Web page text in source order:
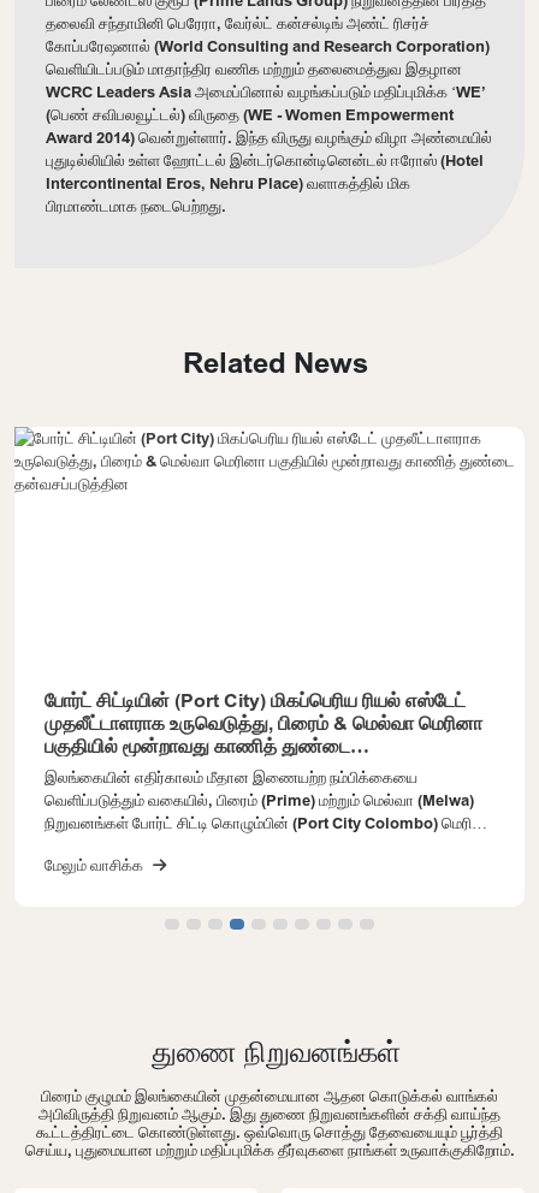
தலைவி சந்தாமினி பெரேரா, வேர்ல்ட் கன்சல்டிங் அண்ட் ரிசர்ச்
கோப்பரேஷனால் (World Consulting and Research Corporation)
வெளியிடப்படும் மாதாந்திர வணிக மற்றும் தலைமைத்துவ இதழான
WCRC Leaders Asia அமைப்பினால் வழங்கப்படும் மதிப்புமிக்க ‘WE’
(பெண் சவிபலவூட்டல்) விருதை (WE - Women Empowerment
Award 2014) வென்றுள்ளார். இந்த விருது வழங்கும் விழா அண்மையில்
புதுடில்லியில் உள்ள ஹோட்டல் இன்டர்கொன்டினென்டல் ஈரோஸ் (Hotel
Intercontinental Eros, Nehru Place) வளாகத்தில் மிக
பிரமாண்டமாக நடைபெற்றது.
Related News
போர்ட் சிட்டியின் (Port City) மிகப்பெரிய ரியல் எஸ்டேட்
முதலீட்டாளராக உருவெடுத்து, பிரைம் & மெல்வா மெரினா
பகுதியில் மூன்றாவது காணித் துண்டை
தன்வசப்படுத்தின
இலங்கையின் எதிர்காலம் மீதான இணையற்ற நம்பிக்கையை
வெளிப்படுத்தும் வகையில், பிரைம் (Prime) மற்றும் மெல்வா (Melwa)
நிறுவனங்கள் போர்ட் சிட்டி கொழும்பின் (Port City Colombo) மெரினா
தேவையுள்ள காணித் துண்டுகளில் ஒன்றை வாங்கியதன் மூலம், போர்ட்
மேலும் வலுப்படுத்தியுள்ளன. காணி இலக்கம் 1-02-03 இன் கீழ் சுமார் 6
ஏக்கர் பரப்பளவில் அமைந்துள்ள இந்த சமீபத்திய கொள்வனவானது,
சில்லறை விற்பனை நிலையங்களை உள்ளடக்கிய ஒரு தனித்துவமான
கலப்பு மேம்பாட்டுத் திட்டமாக (mixed-use development)
அபிவிருத்தி செய்யப்படவுள்ளது. 150 மீற்றர் உயரம் மற்றும் 42 மாடிகளைக்
கொண்ட கட்டிடங்களை அமைப்பதற்கான சாத்தியக்கூறுகளைக்
கொண்டுள்ள இத்திட்டம், மெரினா பகுதியில் அமையவிருக்கும் மிக
முக்கியமான எதிர்கால அபிவிருத்திகளில் ஒன்றாகக்
மேலும் வாசிக்க
துணை நிறுவனங்கள்
பிரைம் குழுமம் இலங்கையின் முதன்மையான ஆதன கொடுக்கல் வாங்கல்
அபிவிருத்தி நிறுவனம் ஆகும். இது துணை நிறுவனங்களின் சக்தி வாய்ந்த
கூட்டத்திரட்டை கொண்டுள்ளது. ஒவ்வொரு சொத்து தேவையையும் பூர்த்தி
செய்ய, புதுமையான மற்றும் மதிப்புமிக்க தீர்வுகளை நாங்கள் உருவாக்குகிறோம்.